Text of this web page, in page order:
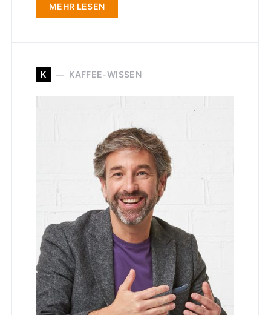
MEHR LESEN
K KAFFEE-WISSEN